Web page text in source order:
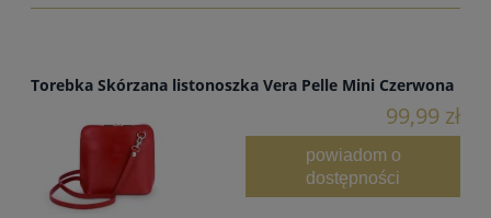
Torebka Skórzana listonoszka Vera Pelle Mini Czerwona
99,99 zł
powiadom o
dostępności